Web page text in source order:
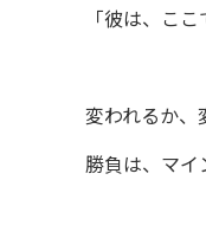
「彼は、こ
変われるか、
勝負は、マイ